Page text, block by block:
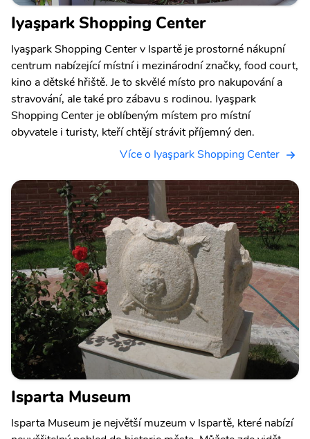
Iyaşpark Shopping Center
Iyaşpark Shopping Center v Ispartě je prostorné nákupní
centrum nabízející místní i mezinárodní značky, food court,
kino a dětské hřiště. Je to skvělé místo pro nakupování a
stravování, ale také pro zábavu s rodinou. Iyaşpark
Shopping Center je oblíbeným místem pro místní
obyvatele i turisty, kteří chtějí strávit příjemný den.
Více o Iyaşpark Shopping Center
Isparta Museum
Isparta Museum je největší muzeum v Ispartě, které nabízí